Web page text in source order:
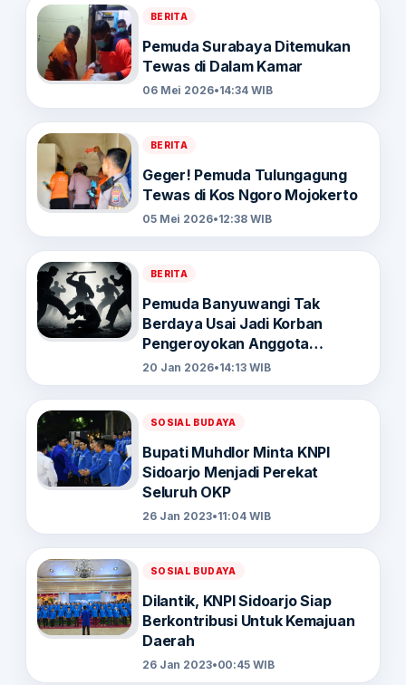
BERITA
Pemuda Surabaya Ditemukan
Tewas di Dalam Kamar
06 Mei 2026•14:34 WIB
BERITA
Geger! Pemuda Tulungagung
Tewas di Kos Ngoro Mojokerto
05 Mei 2026•12:38 WIB
BERITA
Pemuda Banyuwangi Tak
Berdaya Usai Jadi Korban
Pengeroyokan Anggota
Perguruan Silat
20 Jan 2026•14:13 WIB
SOSIAL BUDAYA
Bupati Muhdlor Minta KNPI
Sidoarjo Menjadi Perekat
Seluruh OKP
26 Jan 2023•11:04 WIB
SOSIAL BUDAYA
Dilantik, KNPI Sidoarjo Siap
Berkontribusi Untuk Kemajuan
Daerah
26 Jan 2023•00:45 WIB